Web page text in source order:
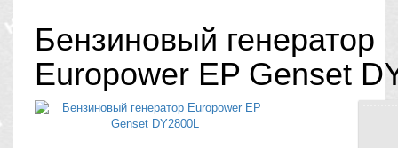
Бензиновый генератор
Europower EP Genset